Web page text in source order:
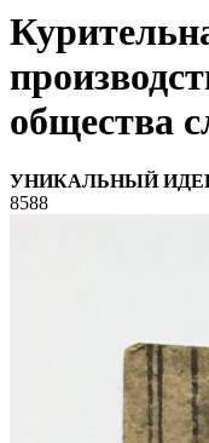
общества
УНИКАЛЬНЫЙ
8588